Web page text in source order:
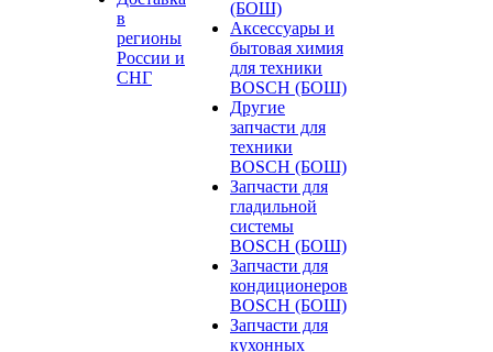
в
регионы
России и
СНГ
(БОШ)
Аксессуары и
бытовая химия
для техники
BOSCH (БОШ)
Другие
запчасти для
техники
BOSCH (БОШ)
Запчасти для
гладильной
системы
BOSCH (БОШ)
Запчасти для
кондиционеров
BOSCH (БОШ)
Запчасти для
кухонных